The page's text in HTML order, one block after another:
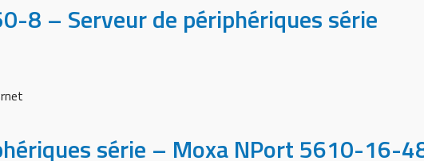
8 – Serveur de périphériques série
série – Moxa NPort 5610-16-